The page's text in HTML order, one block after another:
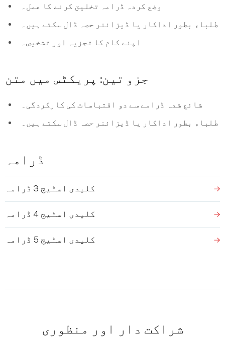
وضع کردہ ڈرامہ تخلیق کرنے کا عمل۔
طلباء بطور اداکار یا ڈیزائنر حصہ ڈال سکتے ہیں۔
اپنے کام کا تجزیہ اور تشخیص۔
جزو تین: پریکٹس میں متن
شائع شدہ ڈرامے سے دو اقتباسات کی کارکردگی۔
طلباء بطور اداکار یا ڈیزائنر حصہ ڈال سکتے ہیں۔
ڈرامہ
کلیدی اسٹیج 3 ڈرامہ
کلیدی اسٹیج 4 ڈرامہ
کلیدی اسٹیج 5 ڈرامہ
شراکت دار اور منظوری